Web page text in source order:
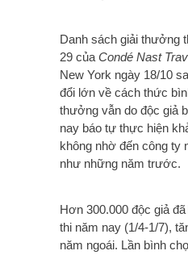
Danh sách giải thưởng
29 của Condé Nast
New York ngày 18/10
đổi lớn về cách thức
thưởng vẫn do độc giả
nay báo tự thực hiện
không nhờ đến công ty
như những năm trước.
Hơn 300.000 độc giả
thi năm nay (1/4-1/7),
năm ngoái. Lần bình